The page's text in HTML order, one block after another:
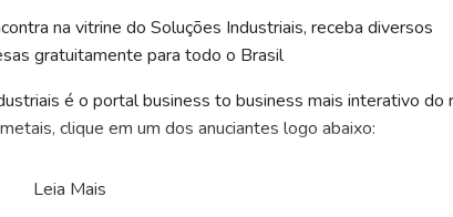
na vitrine do Soluções Industriais, receba diversos
gratuitamente para todo o Brasil
é o portal business to business mais interativo do
clique em um dos anuciantes logo abaixo:
Leia Mais